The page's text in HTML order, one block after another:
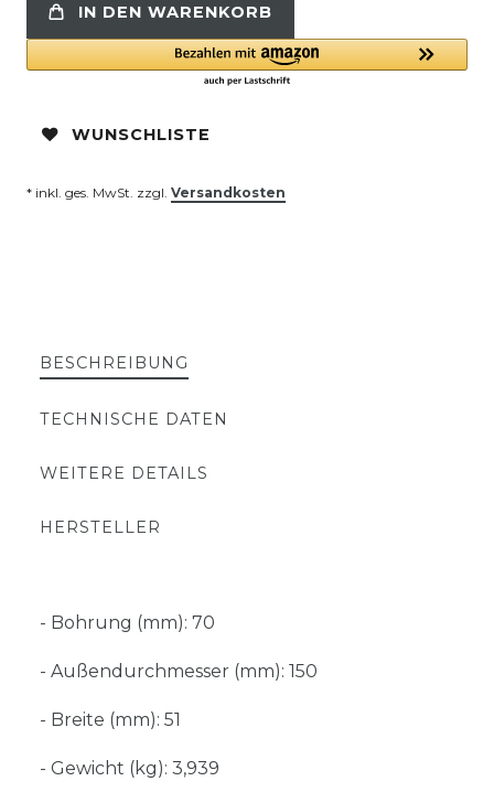
IN DEN WARENKORB
WUNSCHLISTE
* inkl. ges. MwSt. zzgl. Versandkosten
BESCHREIBUNG
TECHNISCHE DATEN
WEITERE DETAILS
HERSTELLER
- Bohrung (mm): 70
- Außendurchmesser (mm): 150
- Breite (mm): 51
- Gewicht (kg): 3,939